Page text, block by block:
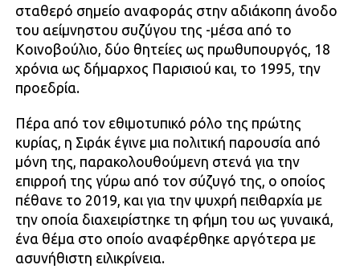
σταθερό σημείο αναφοράς στην αδιάκοπη άνοδο
του αείμνηστου συζύγου της -μέσα από το
Κοινοβούλιο, δύο θητείες ως πρωθυπουργός, 18
χρόνια ως δήμαρχος Παρισιού και, το 1995, την
προεδρία.
Πέρα από τον εθιμοτυπικό ρόλο της πρώτης
κυρίας, η Σιράκ έγινε μια πολιτική παρουσία από
μόνη της, παρακολουθούμενη στενά για την
επιρροή της γύρω από τον σύζυγό της, ο οποίος
πέθανε το 2019, και για την ψυχρή πειθαρχία με
την οποία διαχειρίστηκε τη φήμη του ως γυναικά,
ένα θέμα στο οποίο αναφέρθηκε αργότερα με
ασυνήθιστη ειλικρίνεια.